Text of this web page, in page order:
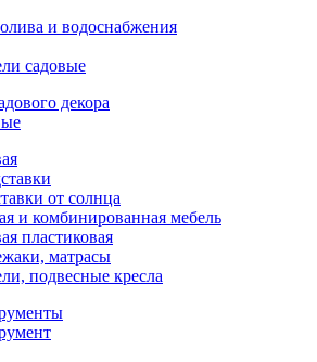
и водоснабжения
садовые
декора
от солнца
и комбинированная мебель
пластиковая
матрасы
подвесные кресла